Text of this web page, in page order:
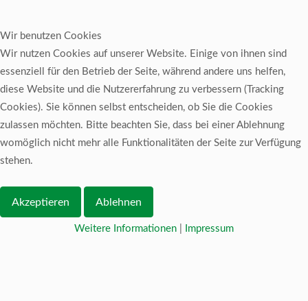
Wir benutzen Cookies
Wir nutzen Cookies auf unserer Website. Einige von ihnen sind
essenziell für den Betrieb der Seite, während andere uns helfen,
diese Website und die Nutzererfahrung zu verbessern (Tracking
Cookies). Sie können selbst entscheiden, ob Sie die Cookies
zulassen möchten. Bitte beachten Sie, dass bei einer Ablehnung
womöglich nicht mehr alle Funktionalitäten der Seite zur Verfügung
stehen.
Akzeptieren Ablehnen
Weitere Informationen Impressum